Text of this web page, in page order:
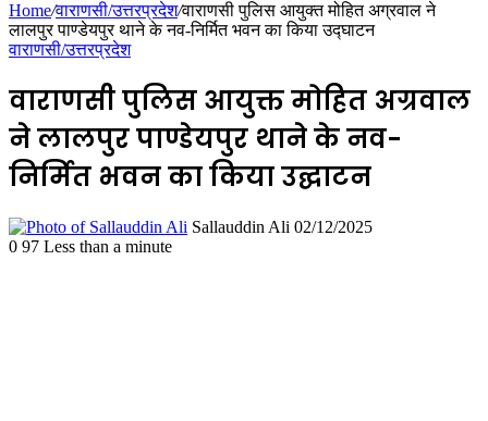
Home/वाराणसी/उत्तरप्रदेश/वाराणसी पुलिस आयुक्त मोहित अग्रवाल ने
लालपुर पाण्डेयपुर थाने के नव-निर्मित भवन का किया उद्घाटन
वाराणसी/उत्तरप्रदेश
वाराणसी पुलिस आयुक्त मोहित अग्रवाल
ने लालपुर पाण्डेयपुर थाने के नव-
निर्मित भवन का किया उद्घाटन
Sallauddin Ali Send
02/12/2025
0 97 Less than a minute